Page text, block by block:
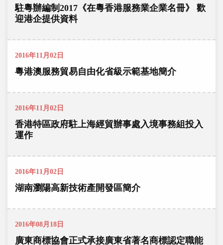
駐粵辦編制2017《在粵香港服務業企業名冊》 歡
迎港企提供資料
2016年11月02日
粵港澳服務貿易自由化省級示範基地簡介
2016年11月02日
香港特區政府駐上海經貿辦事處入境事務組投入
運作
2016年11月02日
湖南瀏陽高新技術產開發區簡介
2016年08月18日
廣東商標協會正式承接廣東省著名商標認定職能